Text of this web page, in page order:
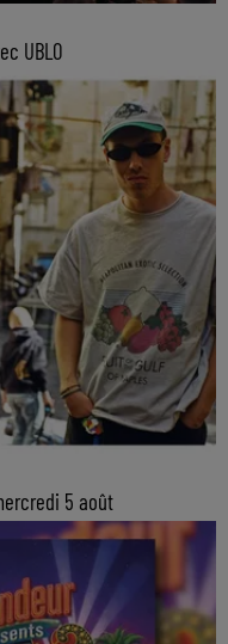
UBLO
5 août